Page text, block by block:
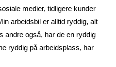
medier, tidligere kunder
arbeidsbil er alltid ryddig, alt
andre også, har de en ryddig
ryddig på arbeidsplass, har